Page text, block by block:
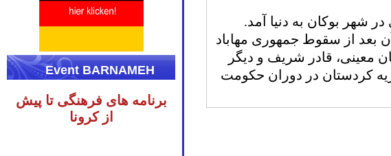
برابر با ۱۲۹۲خورشیدی در شهر بوکان به دنیا آمد.
بعد از سقوط جمهوری مهاباد
معینی، قادر شریف و دیگر
کردستان در دوران حکومت
Event BARNAMEH
برنامه های فرهنگی تا پیش
از کرونا